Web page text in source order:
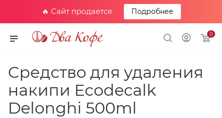
🔥 Сайт продается Подробнее
0
Средство для удаления
накипи Ecodecalk
Delonghi 500ml